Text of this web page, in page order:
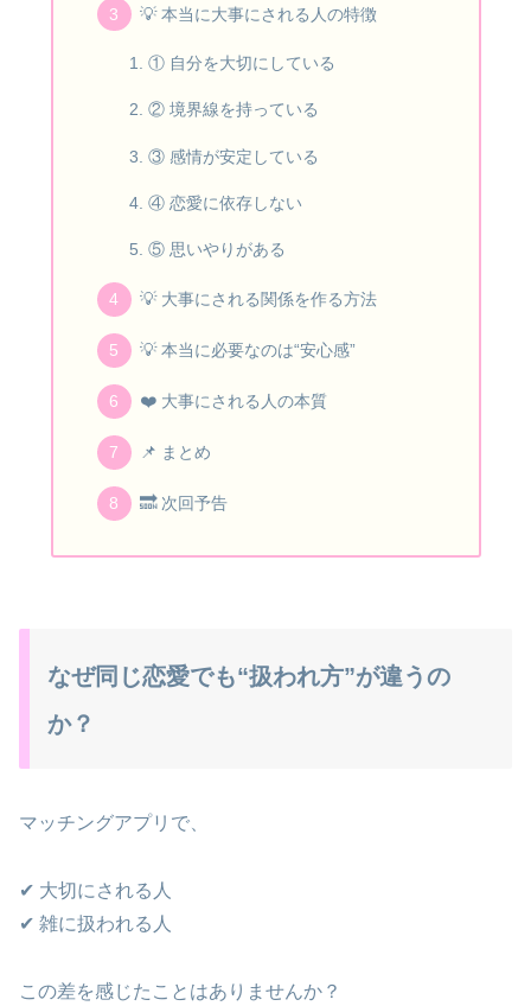
💡 本当に大事にされる人の特徴
① 自分を大切にしている
② 境界線を持っている
③ 感情が安定している
④ 恋愛に依存しない
⑤ 思いやりがある
💡 大事にされる関係を作る方法
💡 本当に必要なのは“安心感”
❤️ 大事にされる人の本質
📌 まとめ
🔜 次回予告
なぜ同じ恋愛でも“扱われ方”が違うの
か？
マッチングアプリで、
✔ 大切にされる人
✔ 雑に扱われる人
この差を感じたことはありませんか？